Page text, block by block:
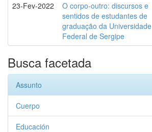
23-Fev-2022
O corpo-outro: discursos e
sentidos de estudantes de
graduação da Universidade
Federal de Sergipe
Busca facetada
Assunto
Cuerpo
Educación